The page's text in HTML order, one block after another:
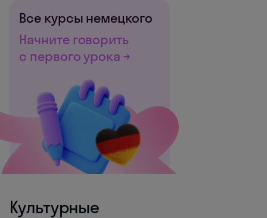
Все курсы немецкого
Начните говорить
с первого урока →
Культурные